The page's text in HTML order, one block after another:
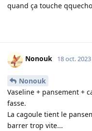
quand ça touche
Nonouk 18 oct. 2023
Nonouk
Vaseline + pansement +
fasse.
La cagoule tient le
barrer trop vite...